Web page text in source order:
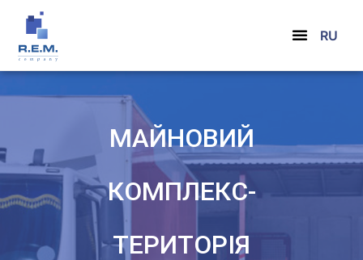
RU
МАЙНОВИЙ
КОМПЛЕКС-
ТЕРИТОРІЯ